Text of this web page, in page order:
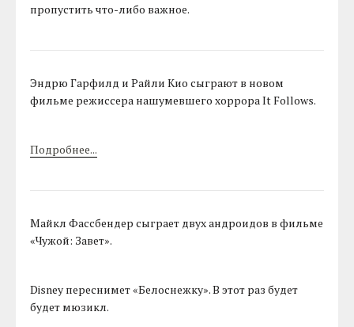
пропустить что-либо важное.
Эндрю Гарфилд и Райли Кио сыграют в новом
фильме режиссера нашумевшего хоррора It Follows.
Подробнее...
Майкл Фассбендер сыграет двух андроидов в фильме
«Чужой: Завет».
Disney переснимет «Белоснежку». В этот раз будет
будет мюзикл.